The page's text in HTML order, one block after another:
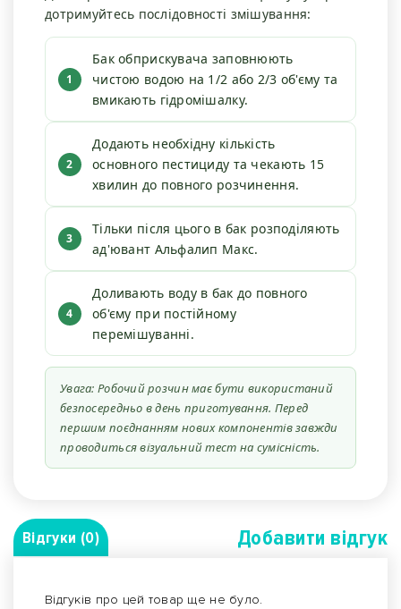
дотримуйтесь послідовності змішування:
Бак обприскувача заповнюють
чистою водою на 1/2 або 2/3 об'єму та
вмикають гідромішалку.
Додають необхідну кількість
основного пестициду та чекають 15
хвилин до повного розчинення.
Тільки після цього в бак розподіляють
ад'ювант Альфалип Макс.
Доливають воду в бак до повного
об'єму при постійному
перемішуванні.
Увага: Робочий розчин має бути використаний
безпосередньо в день приготування. Перед
першим поєднанням нових компонентів завжди
проводиться візуальний тест на сумісність.
Відгуки (0) Добавити вiдгук
Відгуків про цей товар ще не було.